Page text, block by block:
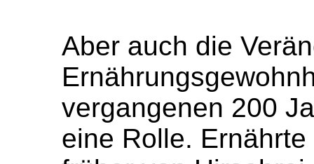
Aber auch die
vergangenen 200
eine Rolle.